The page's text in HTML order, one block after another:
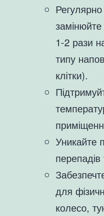
1-2 рази
типу
клітки).
Уникайте
для
колесо,